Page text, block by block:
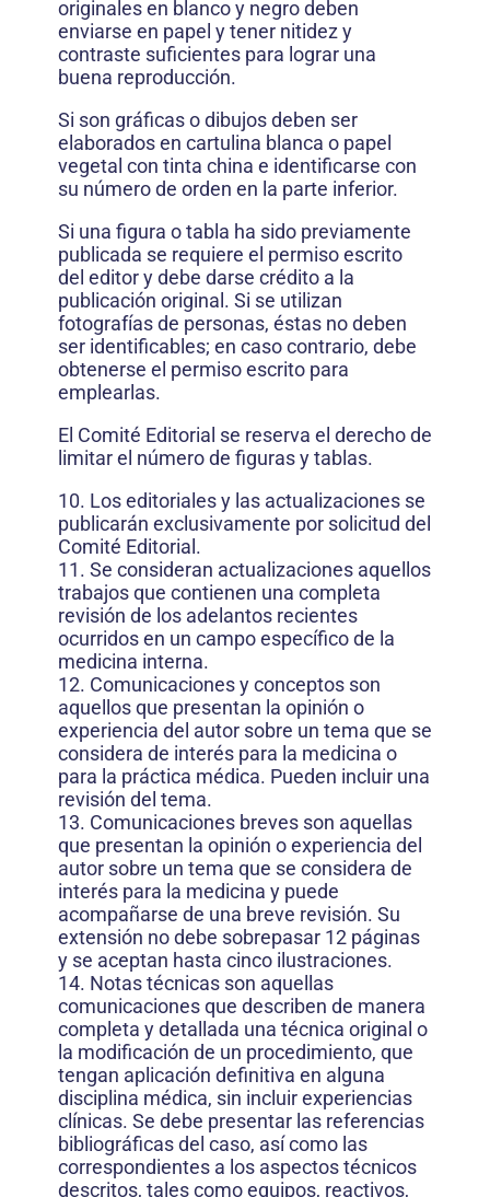
originales en blanco y negro deben
enviarse en papel y tener nitidez y
contraste suficientes para lograr una
buena reproducción.
Si son gráficas o dibujos deben ser
elaborados en cartulina blanca o papel
vegetal con tinta china e identificarse con
su número de orden en la parte inferior.
Si una figura o tabla ha sido previamente
publicada se requiere el permiso escrito
del editor y debe darse crédito a la
publicación original. Si se utilizan
fotografías de personas, éstas no deben
ser identificables; en caso contrario, debe
obtenerse el permiso escrito para
emplearlas.
El Comité Editorial se reserva el derecho de
limitar el número de figuras y tablas.
10. Los editoriales y las actualizaciones se
publicarán exclusivamente por solicitud del
Comité Editorial.
11. Se consideran actualizaciones aquellos
trabajos que contienen una completa
revisión de los adelantos recientes
ocurridos en un campo específico de la
medicina interna.
12. Comunicaciones y conceptos son
aquellos que presentan la opinión o
experiencia del autor sobre un tema que se
considera de interés para la medicina o
para la práctica médica. Pueden incluir una
revisión del tema.
13. Comunicaciones breves son aquellas
que presentan la opinión o experiencia del
autor sobre un tema que se considera de
interés para la medicina y puede
acompañarse de una breve revisión. Su
extensión no debe sobrepasar 12 páginas
y se aceptan hasta cinco ilustraciones.
14. Notas técnicas son aquellas
comunicaciones que describen de manera
completa y detallada una técnica original o
la modificación de un procedimiento, que
tengan aplicación definitiva en alguna
disciplina médica, sin incluir experiencias
clínicas. Se debe presentar las referencias
bibliográficas del caso, así como las
correspondientes a los aspectos técnicos
descritos, tales como equipos, reactivos,